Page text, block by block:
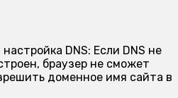
DNS: Если DNS не
браузер не сможет
доменное имя сайта в